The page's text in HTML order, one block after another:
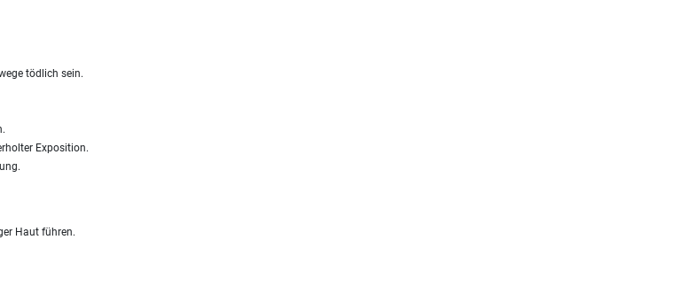
tödlich sein.
Exposition.
Haut führen.